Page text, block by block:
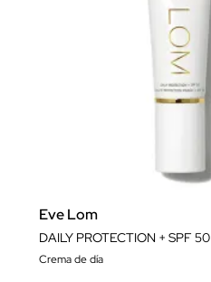
Eve Lom
DAILY PROTECTION + SPF 50
Crema de día